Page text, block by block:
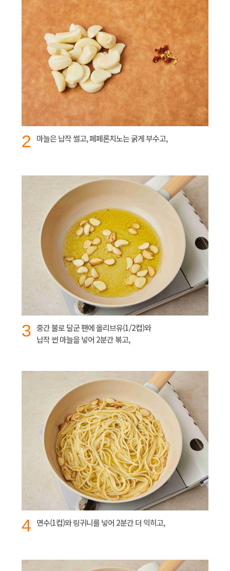
2 마늘은 납작 썰고, 페페론치노는 굵게 부수고,
3 중간 불로 달군 팬에 올리브유(1/2컵)와
납작 썬 마늘을 넣어 2분간 볶고,
4 면수(1컵)와 링귀니를 넣어 2분간 더 익히고,